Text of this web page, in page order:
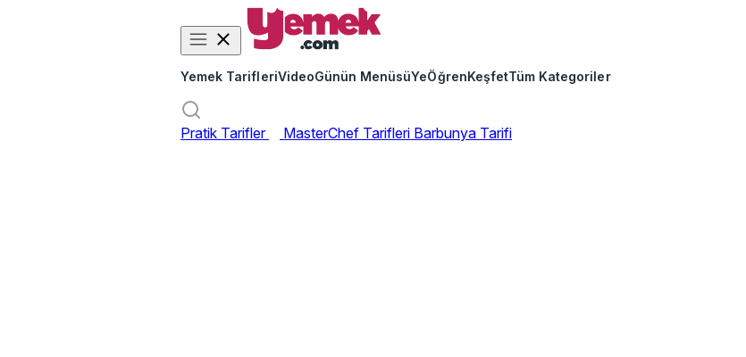
Yemek TarifleriVideoGünün MenüsüYeÖğrenKeşfetTüm Kategoriler
Pratik Tarifler MasterChef Tarifleri Barbunya Tarifi